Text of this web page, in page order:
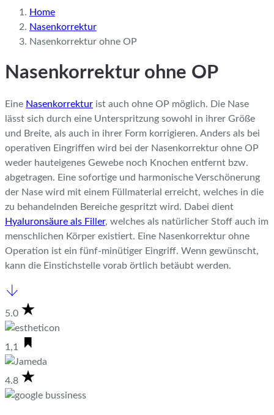
Home
Nasenkorrektur
Nasenkorrektur ohne OP
Nasenkorrektur ohne OP
Eine Nasenkorrektur ist auch ohne OP möglich. Die Nase
lässt sich durch eine Unterspritzung sowohl in ihrer Größe
und Breite, als auch in ihrer Form korrigieren. Anders als bei
operativen Eingriffen wird bei der Nasenkorrektur ohne OP
weder hauteigenes Gewebe noch Knochen entfernt bzw.
abgetragen. Eine sofortige und harmonische Verschönerung
der Nase wird mit einem Füllmaterial erreicht, welches in die
zu behandelnden Bereiche gespritzt wird. Dabei dient
Hyaluronsäure als Filler, welches als natürlicher Stoff auch im
menschlichen Körper existiert. Eine Nasenkorrektur ohne
Operation ist ein fünf-minütiger Eingriff. Wenn gewünscht,
kann die Einstichstelle vorab örtlich betäubt werden.
5.0
1,1
4.8